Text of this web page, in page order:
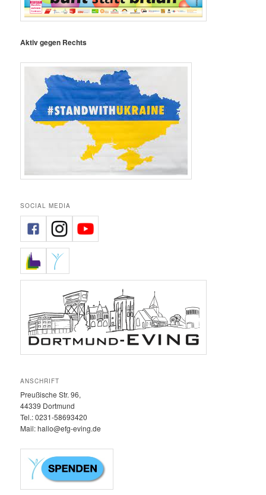
Aktiv gegen Rechts
SOCIAL MEDIA
ANSCHRIFT
Preußische Str. 96,
44339 Dortmund
Tel.: 0231-58693420‬
Mail: hallo@efg-eving.de